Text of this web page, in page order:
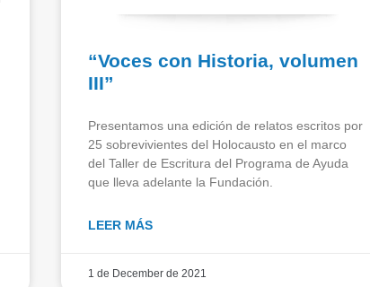
“Voces con Historia, volumen
III”
Presentamos una edición de relatos escritos por
25 sobrevivientes del Holocausto en el marco
del Taller de Escritura del Programa de Ayuda
que lleva adelante la Fundación.
LEER MÁS
1 de December de 2021